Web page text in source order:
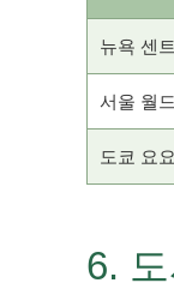
뉴욕 센
서울 월
도쿄 요
6.